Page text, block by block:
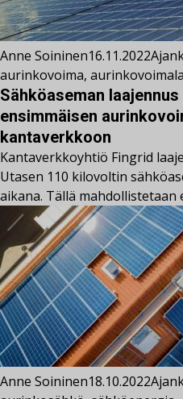
Anne Soininen16.11.2022
aurinkovoima, aurinkovoimala
Sähköaseman
ensimmäisen
kantaverkkoon
Kantaverkkoyhtiö Fingrid
Utasen 110 kilovoltin
aikana. Tällä mahdollistetaan
Anne Soininen18.10.2022